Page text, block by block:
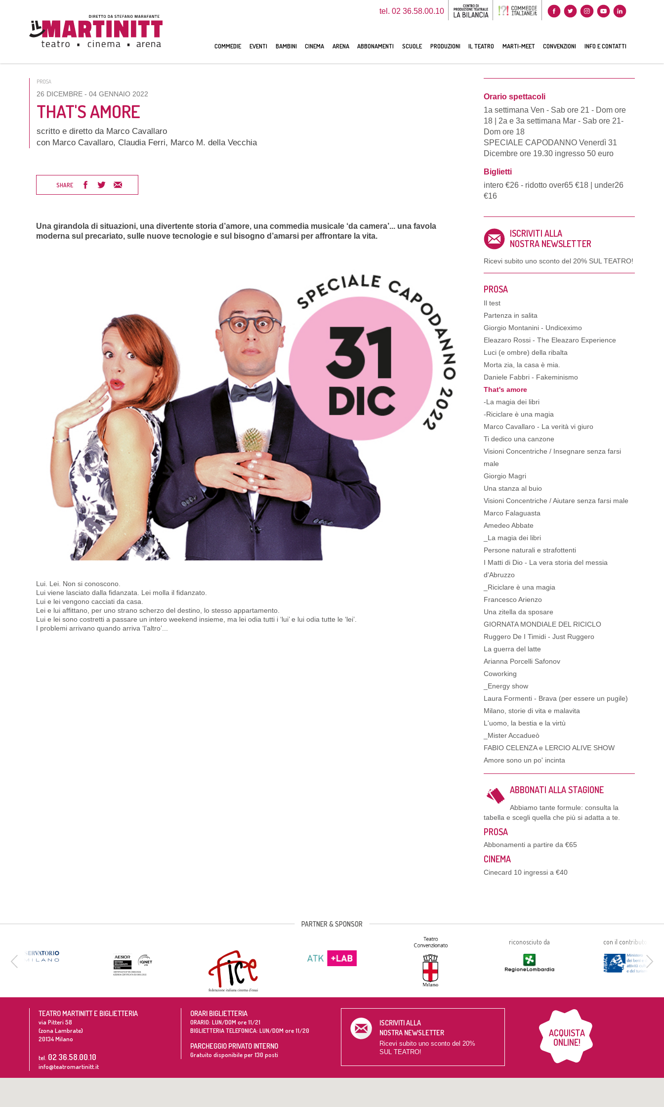
tel. 02 36.58.00.10
COMMEDIE EVENTI BAMBINI CINEMA ARENA ABBONAMENTI SCUOLE PRODUZIONI IL TEATRO MARTI-MEET CONVENZIONI INFO E CONTATTI
PROSA
26 DICEMBRE- 04 GENNAIO 2022
THAT'S AMORE
scritto e diretto da Marco Cavallaro
con Marco Cavallaro, Claudia Ferri, Marco M. della Vecchia
SHARE
Una girandola di situazioni, una divertente storia d’amore, una commedia musicale ‘da camera’... una favola
moderna sul precariato, sulle nuove tecnologie e sul bisogno d’amarsi per affrontare la vita.
Lui. Lei. Non si conoscono.
Lui viene lasciato dalla fidanzata. Lei molla il fidanzato.
Lui e lei vengono cacciati da casa.
Lei e lui affittano, per uno strano scherzo del destino, lo stesso appartamento.
Lui e lei sono costretti a passare un intero weekend insieme, ma lei odia tutti i ‘lui’ e lui odia tutte le ‘lei’.
I problemi arrivano quando arriva ‘l’altro’...
Orario spettacoli
1a settimana Ven - Sab ore 21 - Dom ore
18 | 2a e 3a settimana Mar - Sab ore 21-
Dom ore 18
SPECIALE CAPODANNO Venerdì 31
Dicembre ore 19.30 ingresso 50 euro
Biglietti
intero €26 - ridotto over65 €18 | under26
€16
ISCRIVITI ALLA
NOSTRA NEWSLETTER
Ricevi subito uno sconto del 20% SUL TEATRO!
PROSA
Il test
Partenza in salita
Giorgio Montanini - Undiceximo
Eleazaro Rossi - The Eleazaro Experience
Luci (e ombre) della ribalta
Morta zia, la casa è mia.
Daniele Fabbri - Fakeminismo
That's amore
-La magia dei libri
-Riciclare è una magia
Marco Cavallaro - La verità vi giuro
Ti dedico una canzone
Visioni Concentriche / Insegnare senza farsi
male
Giorgio Magri
Una stanza al buio
Visioni Concentriche / Aiutare senza farsi male
Marco Falaguasta
Amedeo Abbate
_La magia dei libri
Persone naturali e strafottenti
I Matti di Dio - La vera storia del messia
d'Abruzzo
_Riciclare è una magia
Francesco Arienzo
Una zitella da sposare
GIORNATA MONDIALE DEL RICICLO
Ruggero De I Timidi - Just Ruggero
La guerra del latte
Arianna Porcelli Safonov
Coworking
_Energy show
Laura Formenti - Brava (per essere un pugile)
Milano, storie di vita e malavita
L'uomo, la bestia e la virtù
_Mister Accadueò
FABIO CELENZA e LERCIO ALIVE SHOW
Amore sono un po' incinta
ABBONATI ALLA STAGIONE
Abbiamo tante formule: consulta la
tabella e scegli quella che più si adatta a te.
PROSA
Abbonamenti a partire da €65
CINEMA
Cinecard 10 ingressi a €40
PARTNER & SPONSOR
riconosciuto da con il contributo di
TEATRO MARTINITT E BIGLIETTERIA
via Pitteri 58
(zona Lambrate)
20134Milano
tel. 02 36.58.00.10
info@teatromartinitt.it
ORARI BIGLIETTERIA
ORARIO: LUN/DOM ore 11/21
BIGLIETTERIA TELEFONICA: LUN/DOM ore 11/20
PARCHEGGIO PRIVATO INTERNO
Gratuito disponibile per 130 posti
ISCRIVITI ALLA
NOSTRA NEWSLETTER
Ricevi subito uno sconto del 20%
SUL TEATRO!
ACQUISTA
ONLINE!